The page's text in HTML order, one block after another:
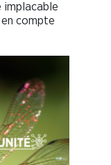
implacable
compte